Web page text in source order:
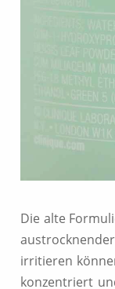
Die alte
irritieren
konzentriert